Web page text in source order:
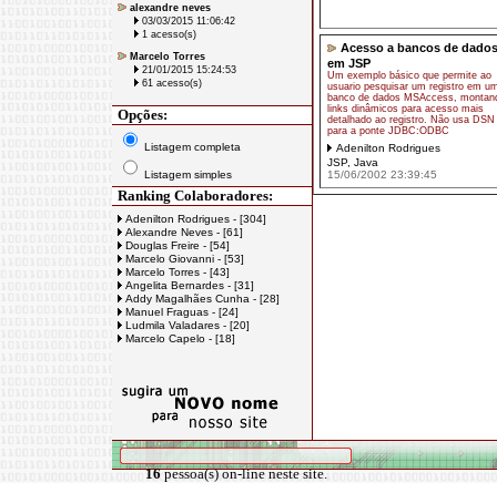
alexandre neves
03/03/2015 11:06:42
1 acesso(s)
Marcelo Torres
21/01/2015 15:24:53
61 acesso(s)
Opções:
Listagem completa
Listagem simples
Ranking Colaboradores:
Adenilton Rodrigues - [304]
Alexandre Neves - [61]
Douglas Freire - [54]
Marcelo Giovanni - [53]
Marcelo Torres - [43]
Angelita Bernardes - [31]
Addy Magalhães Cunha - [28]
Manuel Fraguas - [24]
Ludmila Valadares - [20]
Marcelo Capelo - [18]
Acesso a bancos de dados
em JSP
Um exemplo básico que permite ao
usuario pesquisar um registro em
banco de dados MSAccess,
links dinâmicos para acesso mais
detalhado ao registro. Não usa DSN
para a ponte JDBC:ODBC
Adenilton Rodrigues
JSP, Java
15/06/2002 23:39:45
16pessoa(s) on-line neste site.